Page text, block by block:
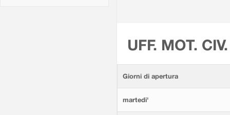
UFF. MOT.
Giorni di apertura
martedi'